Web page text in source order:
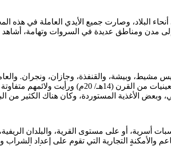
البلاد، وصارت جميع الأيدي العاملة في هذه
ومناطق عديدة في السروات وتهامة، أشاهد
وبيشة، والقنفذة، وجازان، ونجران.
وغيرهم. وحضرت بعض المناسبات الاجتماعية في مناطق عسير،
أو على مستوى القرية، والبلدان
والأمكنة التجارية التي تقوم على إعداد